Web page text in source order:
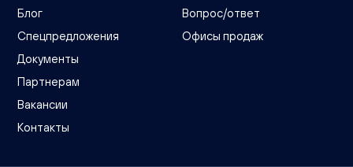
Блог
Спецпредложения
Документы
Партнерам
Вакансии
Контакты
Вопрос/ответ
Офисы продаж